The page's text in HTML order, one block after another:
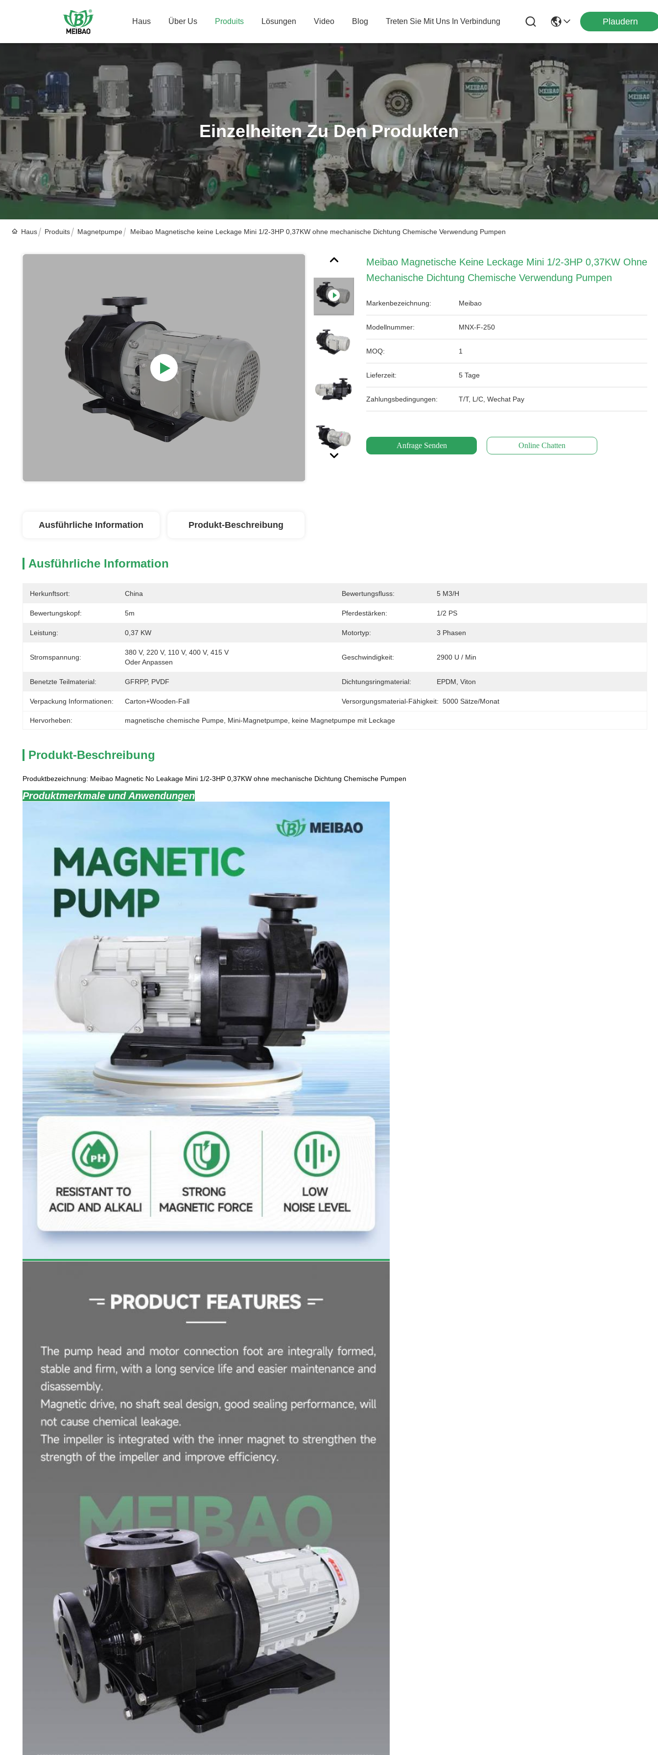
Haus Über Us Produits Lösungen Video Blog Treten Sie Mit Uns In Verbindung Plaudern
Einzelheiten Zu Den Produkten
Haus Produits Magnetpumpe Meibao Magnetische keine Leckage Mini 1/2-3HP 0,37KW ohne mechanische Dichtung Chemische Verwendung Pumpen
Meibao Magnetische Keine Leckage Mini 1/2-3HP 0,37KW Ohne
Mechanische Dichtung Chemische Verwendung Pumpen
Markenbezeichnung: Meibao
Modellnummer: MNX-F-250
MOQ: 1
Lieferzeit: 5 Tage
Zahlungsbedingungen: T/T, L/C, Wechat Pay
Anfrage Senden Online Chatten
Ausführliche Information Produkt-Beschreibung
Ausführliche Information
Herkunftsort: China Bewertungsfluss: 5 M3/h
Bewertungskopf: 5m Pferdestärken: 1/2 PS
Leistung: 0,37 KW Motortyp: 3 Phasen
Stromspannung:
380 V, 220 V, 110 V, 400 V, 415 V
Oder Anpassen
Geschwindigkeit: 2900 U / Min
Benetzte Teilmaterial: GFRPP, PVDF Dichtungsringmaterial: EPDM, Viton
Verpackung Informationen: Carton+wooden-Fall Versorgungsmaterial-Fähigkeit: 5000 Sätze/Monat
Hervorheben: magnetische chemische Pumpe Mini-Magnetpumpe keine Magnetpumpe mit Leckage
Produkt-Beschreibung
Produktbezeichnung: Meibao Magnetic No Leakage Mini 1/2-3HP 0,37KW ohne mechanische Dichtung Chemische Pumpen
Produktmerkmale und Anwendungen